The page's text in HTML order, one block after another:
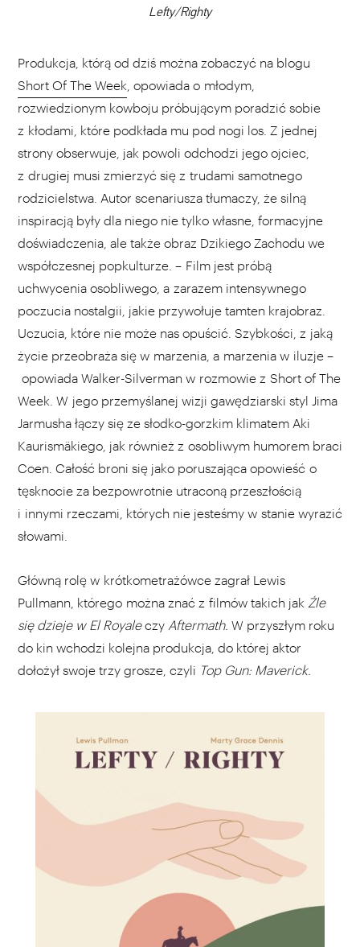
Lefty/Righty
WYBIERZ SWOJĄ PLAYLISTĘ
DODAJ TEN FILM DO PLAYLISTY
Produkcja, którą od dziś można zobaczyć na blogu
Short Of The Week , opowiada o młodym,
rozwiedzionym kowboju próbującym poradzić sobie
z kłodami, które podkłada mu pod nogi los. Z jednej
strony obserwuje, jak powoli odchodzi jego ojciec,
z drugiej musi zmierzyć się z trudami samotnego
rodzicielstwa. Autor scenariusza tłumaczy, że silną
inspiracją były dla niego nie tylko własne, formacyjne
doświadczenia, ale także obraz Dzikiego Zachodu we
współczesnej popkulturze. – Film jest próbą
uchwycenia osobliwego, a zarazem intensywnego
poczucia nostalgii, jakie przywołuje tamten krajobraz.
Uczucia, które nie może nas opuścić. Szybkości, z jaką
życie przeobraża się w marzenia, a marzenia w iluzje –
opowiada Walker-Silverman w rozmowie z Short of The
Week. W jego przemyślanej wizji gawędziarski styl Jima
Jarmusha łączy się ze słodko-gorzkim klimatem Aki
Kaurismäkiego, jak również z osobliwym humorem braci
Coen. Całość broni się jako poruszająca opowieść o
tęsknocie za bezpowrotnie utraconą przeszłością
i innymi rzeczami, których nie jesteśmy w stanie wyrazić
słowami.
Główną rolę w krótkometrażówce zagrał Lewis
Pullmann, którego można znać z filmów takich jak Źle
się dzieje w El Royaleczy Aftermath. W przyszłym roku
do kin wchodzi kolejna produkcja, do której aktor
dołożył swoje trzy grosze, czyli Top Gun: Maverick.